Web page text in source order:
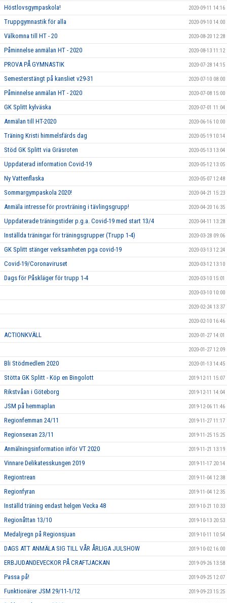
Höstlovsgympaskola! 2020-09-11 14:16
Truppgymnastik för alla 2020-09-10 14:00
Välkomna till HT - 20 2020-08-20 12:28
Påminnelse anmälan HT - 2020 2020-08-13 11:12
PROVA PÅ GYMNASTIK 2020-07-28 14:15
Semesterstängt på kansliet v29-31 2020-07-10 08:00
Påminnelse anmälan HT - 2020 2020-07-08 15:00
GK Splitt kylväska 2020-07-01 11:04
Anmälan till HT-2020 2020-06-16 10:00
Träning Kristi himmelsfärds dag 2020-05-19 10:14
Stöd GK Splitt via Gräsroten 2020-05-13 13:04
Uppdaterad information Covid-19 2020-05-12 13:05
Ny Vattenflaska 2020-05-07 12:48
Sommargympaskola 2020! 2020-04-21 15:23
Anmäla intresse för provträning i tävlingsgrupp! 2020-04-20 16:35
Uppdaterade träningstider p.g.a. Covid-19 med start 13/4 2020-04-11 13:28
Inställda träningar för träningsgrupper (Trupp 1-4) 2020-03-28 09:06
GK Splitt stänger verksamheten pga covid-19 2020-03-13 12:24
Covid-19/Coronaviruset 2020-03-12 13:10
Dags för Påskläger för trupp 1-4 2020-03-10 15:01
2020-03-10 10:00
2020-02-24 13:37
2020-02-10 16:46
ACTIONKVÄLL 2020-01-27 14:01
2020-01-27 12:09
Bli Stödmedlem 2020 2020-01-13 14:45
Stötta GK Splitt - Köp en Bingolott 2019-12-11 15:07
Rikstvåan i Göteborg 2019-12-11 14:04
JSM på hemmaplan 2019-12-06 11:46
Regionfemman 24/11 2019-11-27 11:17
Regionsexan 23/11 2019-11-25 15:25
Anmälningsinformation inför VT 2020 2019-11-21 13:19
Vinnare Delikatesskungen 2019 2019-11-17 20:14
Regiontrean 2019-11-04 12:38
Regionfyran 2019-11-04 12:35
Inställd träning endast helgen Vecka 48 2019-10-21 10:33
Regionåttan 13/10 2019-10-13 20:53
Medaljregn på Regionsjuan 2019-10-11 10:54
DAGS ATT ANMÄLA SIG TILL VÅR ÅRLIGA JULSHOW 2019-10-02 16:00
ERBJUDANDEVECKOR PÅ CRAFTJACKAN 2019-09-26 13:58
Passa på! 2019-09-25 12:07
Funktionärer JSM 29/11-1/12 2019-09-23 15:25